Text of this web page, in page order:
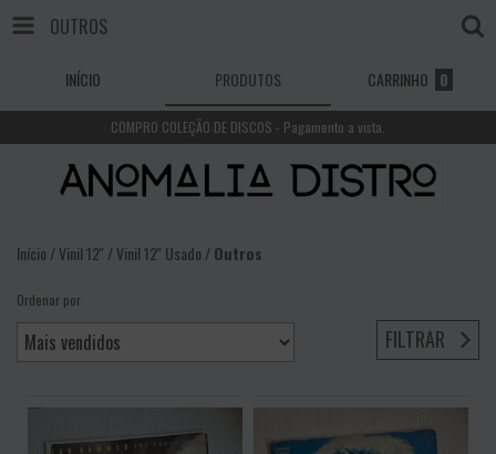
OUTROS
INÍCIO PRODUTOS CARRINHO 0
COMPRO COLEÇÃO DE DISCOS - Pagamento a vista.
Início /Vinil 12'' /Vinil 12'' Usado /Outros
Ordenar por
FILTRAR